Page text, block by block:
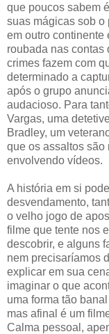
que poucos sabem
suas mágicas sob o
em outro continente
roubada nas contas
crimes fazem com
determinado a
após o grupo
audacioso. Para
Vargas, uma
Bradley, um
que os assaltos são
envolvendo vídeos.
A história em si
desvendamento,
o velho jogo de
filme que tente nos
descobrir, e alguns
nem precisaríamos
explicar em sua
imaginar o que
uma forma tão
mas afinal é um
Calma pessoal,